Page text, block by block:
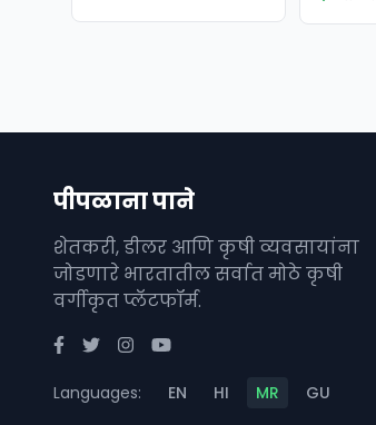
पीपळाना पाने
शेतकरी, डीलर आणि कृषी व्यवसायांना
जोडणारे भारतातील सर्वात मोठे कृषी
वर्गीकृत प्लॅटफॉर्म.
Languages: EN HI MR GU